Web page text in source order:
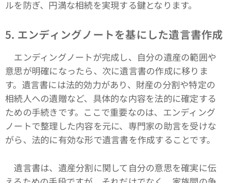
ルを防ぎ、円満な相続を実現する鍵となります。
5. エンディングノートを基にした遺言書作成
エンディングノートが完成し、自分の遺産の範囲や
意思が明確になったら、次に遺言書の作成に移りま
す。遺言書には法的効力があり、財産の分割や特定の
相続人への遺贈など、具体的な内容を法的に確定する
ための手続きです。ここで重要なのは、エンディング
ノートで整理した内容を元に、専門家の助言を受けな
がら、法的に有効な形で遺言書を作成することです。
遺言書は、遺産分割に関して自分の意思を確実に伝